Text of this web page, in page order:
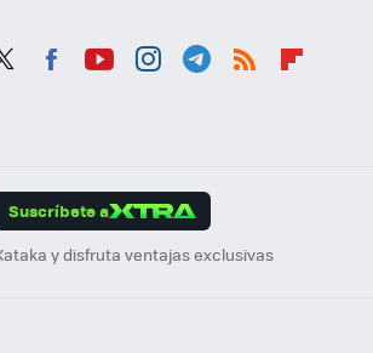
Suscríbete a
y disfruta ventajas exclusivas